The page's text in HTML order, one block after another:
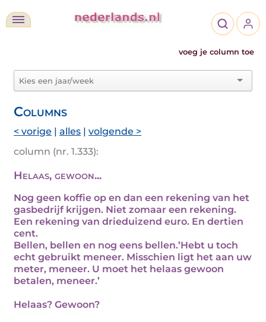
voeg je column toe
Columns
< vorige | alles | volgende >
column (nr. 1.333):
Helaas, gewoon...
Nog geen koffie op en dan een rekening van het
gasbedrijf krijgen. Niet zomaar een rekening.
Een rekening van drieduizend euro. En dertien
cent.
Bellen, bellen en nog eens bellen.’Hebt u toch
echt gebruikt meneer. Misschien ligt het aan uw
meter, meneer. U moet het helaas gewoon
betalen, meneer.’
Helaas? Gewoon?